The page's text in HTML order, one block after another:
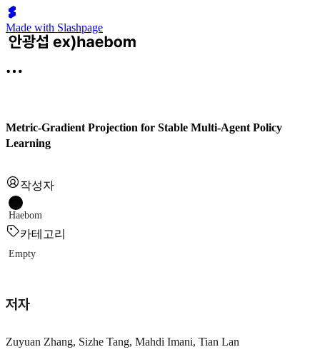
Made with Slashpage
Metric-Gradient Projection for Stable Multi-Agent Policy
Learning
작성자
Haebom
카테고리
Empty
저자
Zuyuan Zhang, Sizhe Tang, Mahdi Imani, Tian Lan